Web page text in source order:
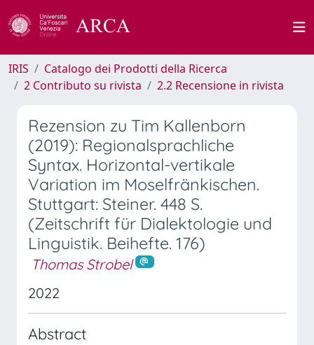
IRIS
Catalogo dei Prodotti della Ricerca
2 Contributo su rivista
2.2 Recensione in rivista
Rezension zu Tim Kallenborn
(2019): Regionalsprachliche
Syntax. Horizontal-vertikale
Variation im Moselfränkischen.
Stuttgart: Steiner. 448 S.
(Zeitschrift für Dialektologie und
Linguistik. Beihefte. 176)
Thomas Strobel
2022
Abstract